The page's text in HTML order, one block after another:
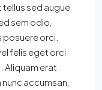
sed augue
sem odio,
orci.
felis eget orci
Aliquam erat
accumsan,